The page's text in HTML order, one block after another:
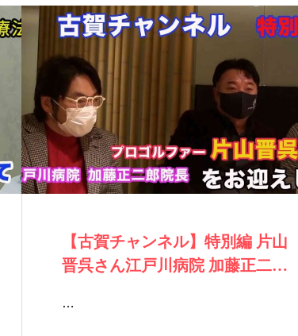
【古賀チャンネル】特別編 片山
晋呉さん江戸川病院 加藤正二郎
…